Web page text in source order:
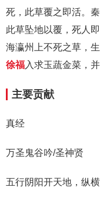
死，此草覆之即活。
此草坠地以覆，死人
海瀛州上不死之草，
徐福入求玉蔬金菜，
主要贡献
真经
万圣鬼谷吟/圣神贤
五行阴阳开天地，纵